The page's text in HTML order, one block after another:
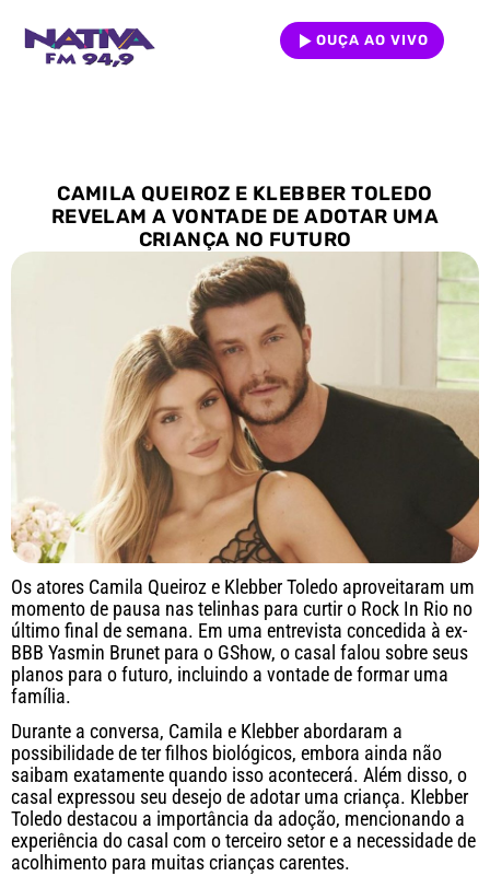
OUÇA AO VIVO
CAMILA QUEIROZ E KLEBBER TOLEDO
REVELAM A VONTADE DE ADOTAR UMA
CRIANÇA NO FUTURO
Os atores Camila Queiroz e Klebber Toledo aproveitaram um
momento de pausa nas telinhas para curtir o Rock In Rio no
último final de semana. Em uma entrevista concedida à ex-
BBB Yasmin Brunet para o GShow, o casal falou sobre seus
planos para o futuro, incluindo a vontade de formar uma
família.
Durante a conversa, Camila e Klebber abordaram a
possibilidade de ter filhos biológicos, embora ainda não
saibam exatamente quando isso acontecerá. Além disso, o
casal expressou seu desejo de adotar uma criança. Klebber
Toledo destacou a importância da adoção, mencionando a
experiência do casal com o terceiro setor e a necessidade de
acolhimento para muitas crianças carentes.